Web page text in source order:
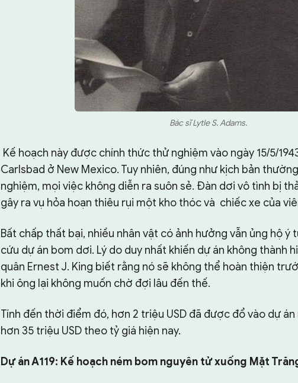
Bác sĩ Lytle S. Adams.
Kế hoạch này được chính thức thử nghiệm vào ngày 15/5/
Carlsbad ở New Mexico. Tuy nhiên, đúng như kịch bản
nghiệm, mọi việc không diễn ra suôn sẻ. Đàn dơi vô tình bị
gây ra vụ hỏa hoạn thiêu rụi một kho thóc và chiếc xe của
Bất chấp thất bại, nhiều nhân vật có ảnh hưởng vẫn ủng hộ
cứu dự án bom dơi. Lý do duy nhất khiến dự án không thành
quân Ernest J. King biết rằng nó sẽ không thể hoàn thiện
khi ông lại không muốn chờ đợi lâu đến thế.
Tính đến thời điểm đó, hơn 2 triệu USD đã được đổ vào dự
hơn 35 triệu USD theo tỷ giá hiện nay.
Dự án A119: Kế hoạch ném bom nguyên tử xuống Mặt